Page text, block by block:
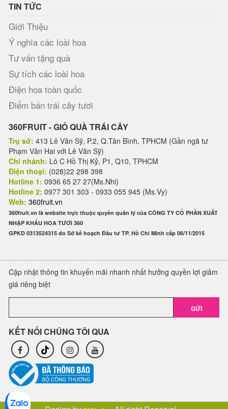
TIN TỨC
Giới Thiệu
Ý nghĩa các loài hoa
Tư vấn tặng quà
Sự tích các loài hoa
Điện hoa toàn quốc
Điểm bán trái cây tươi
360FRUIT - GIỎ QUÀ TRÁI CÂY
Trụ sở: 413 Lê Văn Sỹ, P.2, Q.Tân Bình, TPHCM (Gần ngã tư
Phạm Văn Hai với Lê Văn Sỹ)
Chi nhánh: Lô C Hồ Thị Kỷ, P1, Q10, TPHCM
Điện thoại: (028)22 298 398
Hotline 1: 0936 65 27 27(Ms.Nhi)
Hotline 2: 0977 301 303 - 0933 055 945 (Ms.Vy)
Web: 360fruit.vn
360fruit.vn là website trực thuộc quyền quản lý của CÔNG TY CỔ PHẦN XUẤT
NHẬP KHẨU HOA TƯƠI 360
GPKD 0313524315 do Sở kế hoạch Đầu tư TP. Hồ Chí Minh cấp 06/11/2015
Cập nhật thông tin khuyến mãi nhanh nhất hưởng quyền lợi giảm
giá riêng biệt
GỬI
KẾT NỐI CHÚNG TÔI QUA